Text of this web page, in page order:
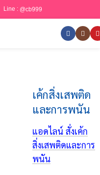
Line : @cb999
เค้กสิ่งเสพติด
และการพนัน
แอดไลน์ สั่งเค้ก
สิ่งเสพติดและการ
พนัน